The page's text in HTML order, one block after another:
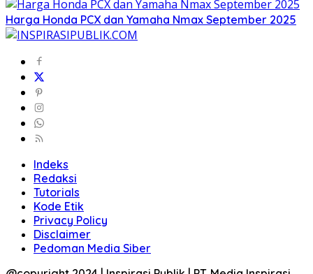
Harga Honda PCX dan Yamaha Nmax September 2025
Indeks
Redaksi
Tutorials
Kode Etik
Privacy Policy
Disclaimer
Pedoman Media Siber